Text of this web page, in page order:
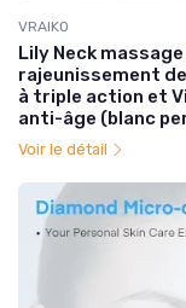
VRAIKO
Lily Neck
rajeunissement
à triple action et
anti-âge (blanc
Voir le détail